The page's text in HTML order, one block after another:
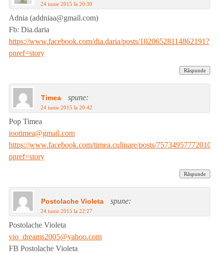
24 iunie 2015 la 20:30
Adnia (addniaa@gmail.com)
Fb: Dia.daria
https://www.facebook.com/dia.daria/posts/10206528114862191?
pnref=story
Răspunde
Timea spune:
24 iunie 2015 la 20:42
Pop Timea
iootimea@gmail.com
https://www.facebook.com/timea.culinare/posts/757349577720103?
pnref=story
Răspunde
Postolache Violeta spune:
24 iunie 2015 la 22:27
Postolache Violeta
vio_dreams2005@yahoo.com
FB Postolache Violeta